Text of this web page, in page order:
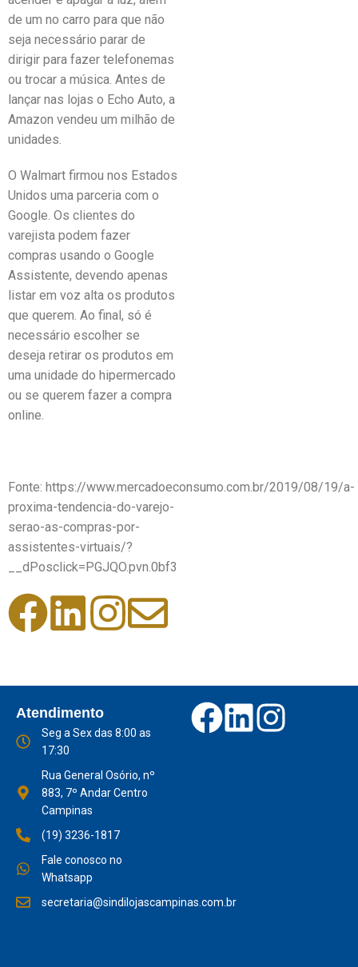
de um no carro para que não
seja necessário parar de
dirigir para fazer telefonemas
ou trocar a música. Antes de
lançar nas lojas o Echo Auto, a
Amazon vendeu um milhão de
unidades.
O Walmart firmou nos Estados
Unidos uma parceria com o
Google. Os clientes do
varejista podem fazer
compras usando o Google
Assistente, devendo apenas
listar em voz alta os produtos
que querem. Ao final, só é
necessário escolher se
deseja retirar os produtos em
uma unidade do hipermercado
ou se querem fazer a compra
online.
Fonte: https://www.mercadoeconsumo.com.br/2019/08/19/a-
proxima-tendencia-do-varejo-
serao-as-compras-por-
assistentes-virtuais/?
__dPosclick=PGJQO.pvn.0bf3
Atendimento
Seg a Sex das 8:00 as
17:30
Rua General Osório, nº
883, 7º Andar Centro
Campinas
(19) 3236-1817
Fale conosco no
Whatsapp
secretaria@sindilojascampinas.com.br